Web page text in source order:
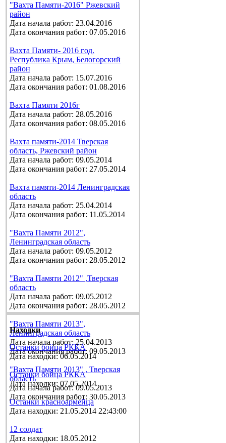
"Вахта Памяти-2016" Ржевский
район
Дата начала работ: 23.04.2016
Дата окончания работ: 07.05.2016
Вахта Памяти- 2016 год.
Республика Крым, Белогорский
район
Дата начала работ: 15.07.2016
Дата окончания работ: 01.08.2016
Вахта Памяти 2016г
Дата начала работ: 28.05.2016
Дата окончания работ: 08.05.2016
Вахта памяти-2014 Тверская
область, Ржевский район
Дата начала работ: 09.05.2014
Дата окончания работ: 27.05.2014
Вахта памяти-2014 Ленинградская
область
Дата начала работ: 25.04.2014
Дата окончания работ: 11.05.2014
"Вахта Памяти 2012",
Ленинградская область
Дата начала работ: 09.05.2012
Дата окончания работ: 28.05.2012
"Вахта Памяти 2012" ,Тверская
область
Дата начала работ: 09.05.2012
Дата окончания работ: 28.05.2012
"Вахта Памяти 2013",
Ленинградская область
Дата начала работ: 25.04.2013
Дата окончания работ: 09.05.2013
"Вахта Памяти 2013" , Тверская
область
Дата начала работ: 09.05.2013
Дата окончания работ: 30.05.2013
Находки
Останки бойца РККА
Дата находки: 06.05.2014
Останки бойца РККА
Дата находки: 07.05.2014
Останки красноармейца
Дата находки: 21.05.2014 22:43:00
12 солдат
Дата находки: 18.05.2012